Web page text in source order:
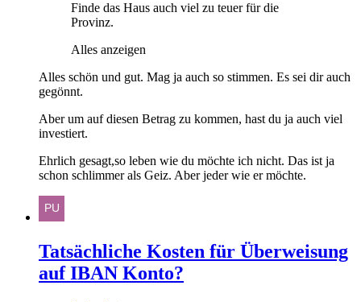
Finde das Haus auch viel zu teuer für die
Provinz.
Alles anzeigen
Alles schön und gut. Mag ja auch so stimmen. Es sei dir auch
gegönnt.
Aber um auf diesen Betrag zu kommen, hast du ja auch viel
investiert.
Ehrlich gesagt,so leben wie du möchte ich nicht. Das ist ja
schon schlimmer als Geiz. Aber jeder wie er möchte.
Tatsächliche Kosten für Überweisung
auf IBAN Konto?